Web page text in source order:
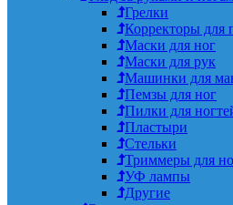
Грелки
Корректоры для
Маски для ног
Маски для рук
Машинки для
Пемзы для ног
Пилки для
Пластыри
Стельки
Триммеры для
УФ лампы
Другие